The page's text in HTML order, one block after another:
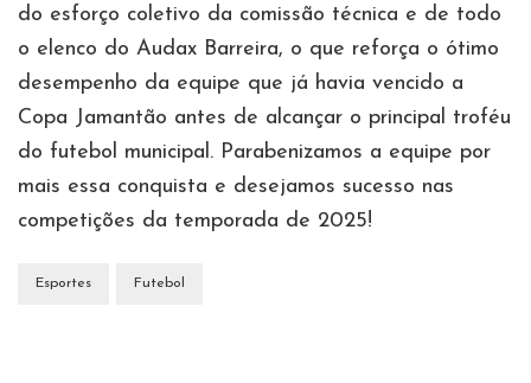
do esforço coletivo da comissão técnica e de todo
o elenco do Audax Barreira, o que reforça o ótimo
desempenho da equipe que já havia vencido a
Copa Jamantão antes de alcançar o principal troféu
do futebol municipal. Parabenizamos a equipe por
mais essa conquista e desejamos sucesso nas
competições da temporada de 2025!
Esportes Futebol